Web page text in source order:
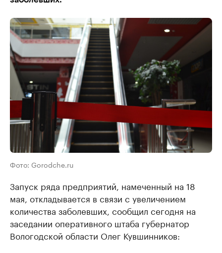
Фото: Gorodche.ru
Запуск ряда предприятий, намеченный на 18
мая, откладывается в связи с увеличением
количества заболевших, сообщил сегодня на
заседании оперативного штаба губернатор
Вологодской области Олег Кувшинников: